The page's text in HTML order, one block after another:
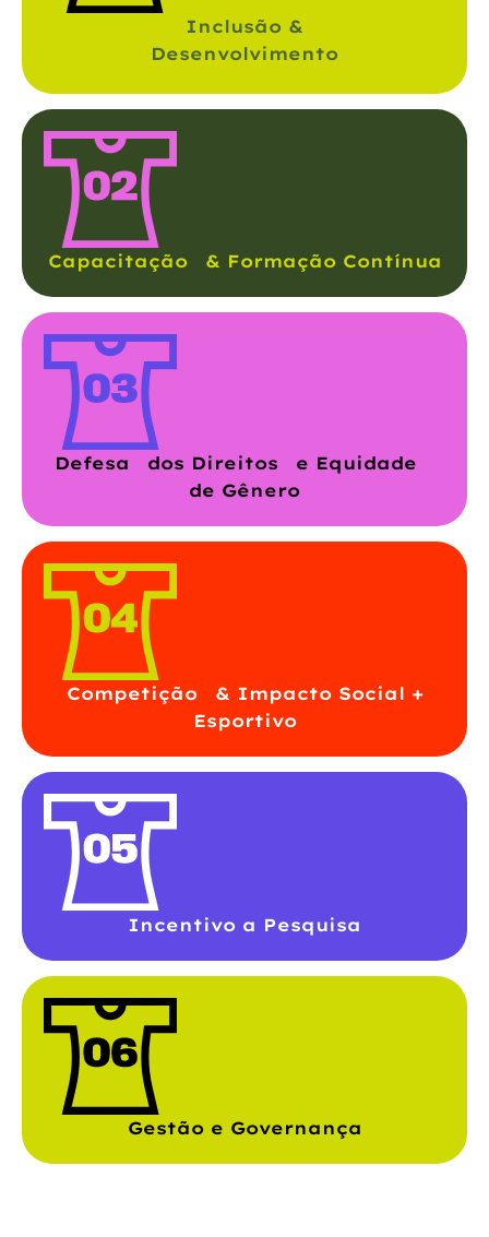
Inclusão &
Desenvolvimento
Capacitação & Formação Contínua
Defesa dos Direitos e Equidade
de Gênero
Competição & Impacto Social +
Esportivo
Incentivo a Pesquisa
Gestão e Governança